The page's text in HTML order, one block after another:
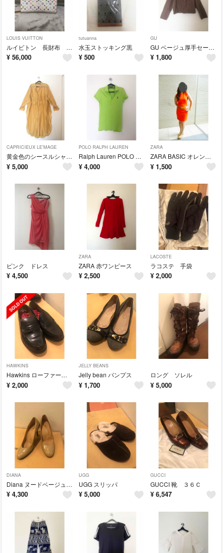
LOUIS VUITTON
ルイビトン 長財布 白マルチカラー
¥ 56,000
tutuanna
水玉ストッキング黒
¥ 500
GU
GU ベージュ厚手セーター
¥ 1,800
CAPRICIEUX LE'MAGE
黄金色のシースルシャツワンピース
¥ 5,000
POLO RALPH LAUREN
Ralph Lauren POLO 黄緑ポロシャツ
¥ 4,000
ZARA
ZARA BASIC オレンジタイトワンピ🍊
¥ 1,500
ピンク ドレス
¥ 4,500
ZARA
ZARA 赤ワンピース
¥ 2,500
LACOSTE
ラコステ 手袋
¥ 2,000
HAWKINS
Hawkins ローファー ディズニー
¥ 2,000
JELLY BEANS
Jelly bean パンプス
¥ 1,700
ロング ソレル
¥ 5,000
DIANA
Diana ヌードベージュ ハイヒール
¥ 4,300
UGG
UGG スリッパ
¥ 5,000
GUCCI
GUCCI 靴 ３６Ｃ
¥ 6,547